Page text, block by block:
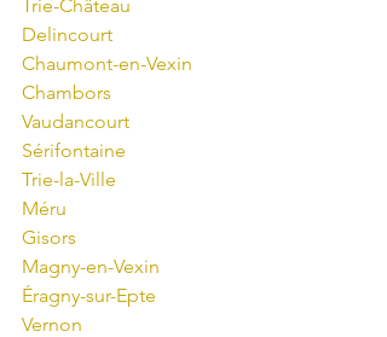
Trie-Château
Delincourt
Chaumont-en-Vexin
Chambors
Vaudancourt
Sérifontaine
Trie-la-Ville
Méru
Gisors
Magny-en-Vexin
Éragny-sur-Epte
Vernon